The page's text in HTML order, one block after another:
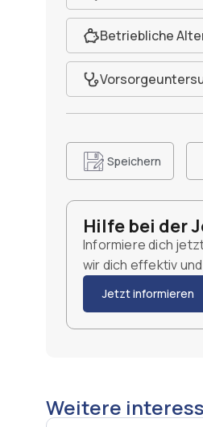
Betriebliche
Speichern
Hilfe bei der
Informiere dich
wir dich effektiv
Jetzt informieren
Weitere